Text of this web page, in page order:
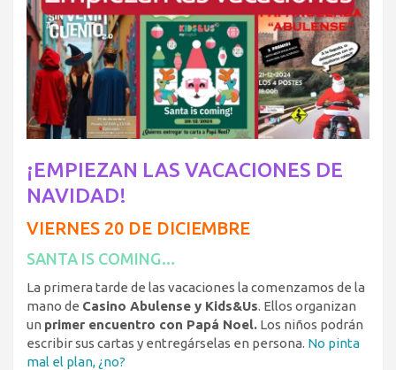
¡EMPIEZAN LAS VACACIONES DE
NAVIDAD!
VIERNES 20 DE DICIEMBRE
SANTA IS COMING…
La primera tarde de las vacaciones la comenzamos de la
mano de Casino Abulense y Kids&Us. Ellos organizan
un primer encuentro con Papá Noel. Los niños podrán
escribir sus cartas y entregárselas en persona. No pinta
mal el plan, ¿no?